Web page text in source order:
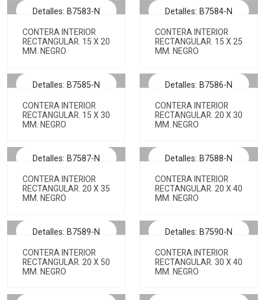
Detalles: B7583-N
CONTERA INTERIOR
RECTANGULAR. 15 X 20
MM. NEGRO
Detalles: B7584-N
CONTERA INTERIOR
RECTANGULAR. 15 X 25
MM. NEGRO
Detalles: B7585-N
CONTERA INTERIOR
RECTANGULAR. 15 X 30
MM. NEGRO
Detalles: B7586-N
CONTERA INTERIOR
RECTANGULAR. 20 X 30
MM. NEGRO
Detalles: B7587-N
CONTERA INTERIOR
RECTANGULAR. 20 X 35
MM. NEGRO
Detalles: B7588-N
CONTERA INTERIOR
RECTANGULAR. 20 X 40
MM. NEGRO
Detalles: B7589-N
CONTERA INTERIOR
RECTANGULAR. 20 X 50
MM. NEGRO
Detalles: B7590-N
CONTERA INTERIOR
RECTANGULAR. 30 X 40
MM. NEGRO